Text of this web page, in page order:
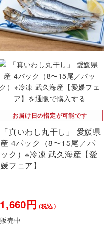
お届け日の指定が可能です
「真いわし丸干し」 愛媛県
産 4パック（8〜15尾／パ
ック）※冷凍 武久海産【愛
媛フェア】
1,660円 （税込）
販売中